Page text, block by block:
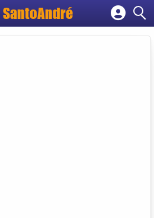
SantoAndré
Cadastrar empresa